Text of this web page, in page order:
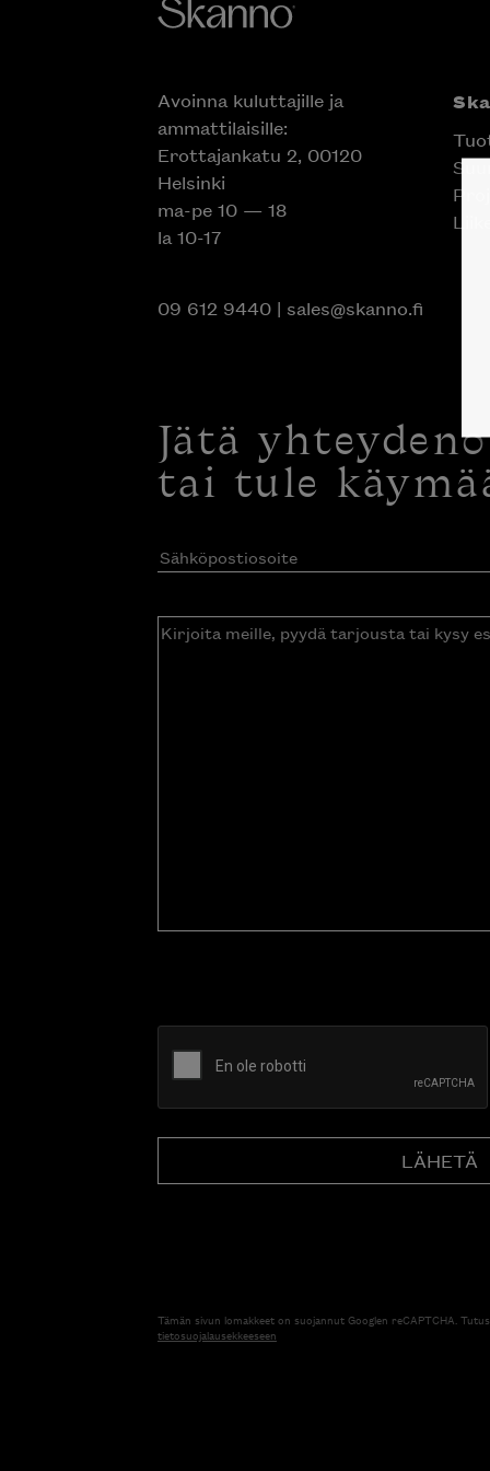
Avoinna kuluttajille ja
ammattilaisille:
Erottajankatu 2, 00120
Helsinki
ma-pe 10 — 18
la 10-17
09 612 9440| sales@skanno.fi
Jätä
tai tule
Sähköpostiosoite(Pakollinen)
Kirjoita
Tämän sivun lomakkeet on suojannut Googlen reCAPTCHA.
tietosuojalausekkeeseen